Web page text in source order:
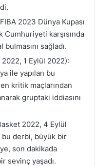
2023 Dünya Kupası
Cumhuriyeti karşısında
bulmasını sağladı.
1 Eylül 2022):
ile yapılan bu
kritik maçlarından
gruptaki iddiasını
2022, 4 Eylül
bu derbi, büyük bir
son dakikada
sevinç yaşadı.